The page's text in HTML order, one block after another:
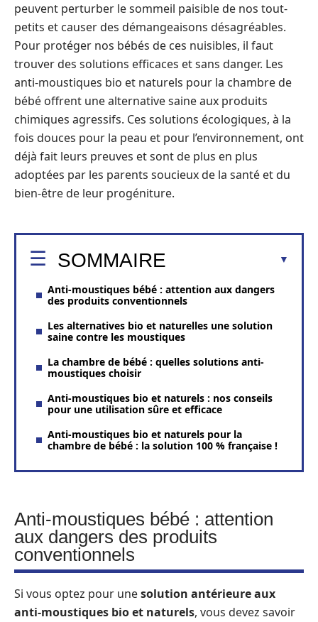
peuvent perturber le sommeil paisible de nos tout-
petits et causer des démangeaisons désagréables.
Pour protéger nos bébés de ces nuisibles, il faut
trouver des solutions efficaces et sans danger. Les
anti-moustiques bio et naturels pour la chambre de
bébé offrent une alternative saine aux produits
chimiques agressifs. Ces solutions écologiques, à la
fois douces pour la peau et pour l’environnement, ont
déjà fait leurs preuves et sont de plus en plus
adoptées par les parents soucieux de la santé et du
bien-être de leur progéniture.
SOMMAIRE
Anti-moustiques bébé : attention aux dangers
des produits conventionnels
Les alternatives bio et naturelles une solution
saine contre les moustiques
La chambre de bébé : quelles solutions anti-
moustiques choisir
Anti-moustiques bio et naturels : nos conseils
pour une utilisation sûre et efficace
Anti-moustiques bio et naturels pour la
chambre de bébé : la solution 100 % française !
Anti-moustiques bébé : attention
aux dangers des produits
conventionnels
Si vous optez pour unesolution antérieure aux
anti-moustiques bio et naturels, vous devez savoir